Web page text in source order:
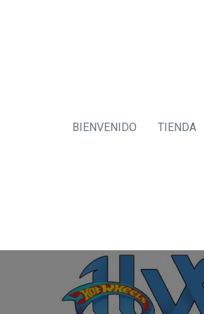
BIENVENIDO TIENDA